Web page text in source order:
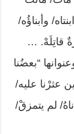
وأبناؤُه/
قاتِلَهْ. …
“بعضُنا
عثرْنا عليه/
لم يتمزقْ/